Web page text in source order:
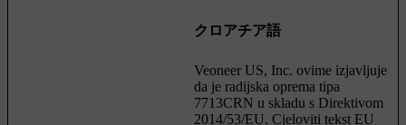
クロアチア語
Veoneer US, Inc. ovime izjavljuje
da je radijska oprema tipa
7713CRN u skladu s Direktivom
2014/53/EU. Cjeloviti tekst EU